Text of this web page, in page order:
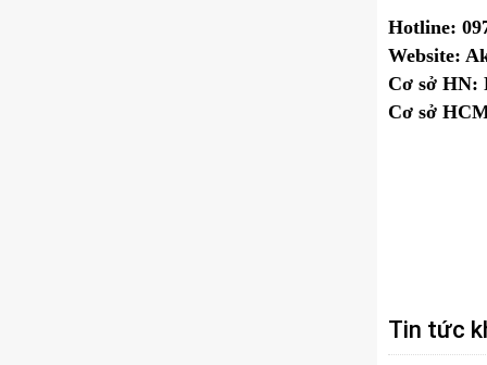
Hotline:
Website:
Cơ sở HN:
Cơ sở
Tin tức